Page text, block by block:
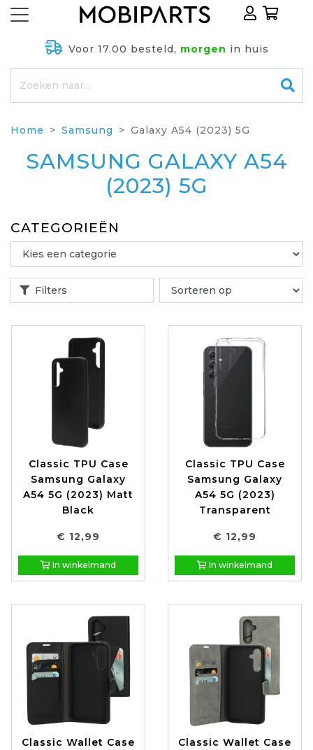
Voor 17.00 besteld, morgen in huis
Home Samsung Galaxy A54 (2023) 5G
SAMSUNG GALAXY A54
(2023) 5G
CATEGORIEËN
Filters
Classic TPU Case
Samsung Galaxy
A54 5G (2023) Matt
Black
€ 12,99
In winkelmand
Classic TPU Case
Samsung Galaxy
A54 5G (2023)
Transparent
€ 12,99
In winkelmand
Classic Wallet Case
Classic Wallet Case